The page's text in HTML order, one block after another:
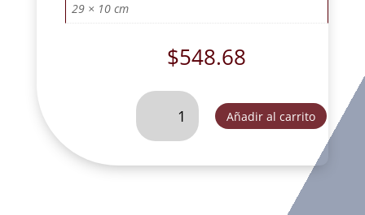
29 × 10 cm
$548.68
SAN
DORMIDO
C/
Añadir al carrito